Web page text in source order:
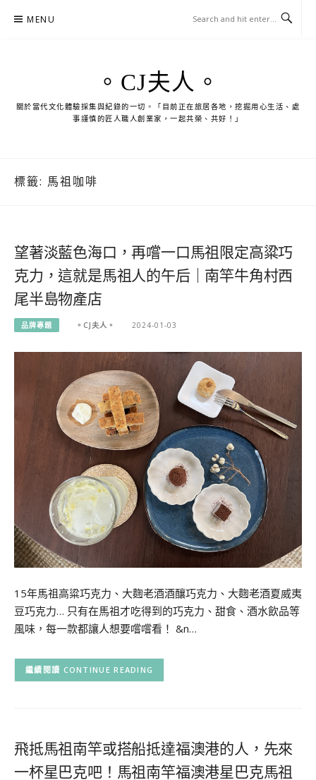
MENU
。CJ夫人。
關於當代文化體驗採集與紀錄的一切。「目前正在旅居各地，挖掘用心生活、處
事謹慎的匠人職人創業家，一起共榮、共好！」
標籤: 馬祖咖啡
望著淡藍色海口，再嚐一口馬祖限定高粱巧
克力，這就是馬祖人的午后｜南竿牛角村西
尾半島物產店
品牌專題 。CJ夫人。 2024-01-03
15年馬祖高粱巧克力、大麴老酒酒釀巧克力、大麴老酒夏威夷
豆巧克力… 只有在馬祖才吃得到的巧克力、甜食、酒水飲品等
風味，每一款都讓人想要嚐嚐看！ &n…
CONTINUE READING
飛抵馬祖南竿或搭船抵達福澳港的人，先來
一杯星巴克吧！馬祖南竿福澳港星巴克馬祖